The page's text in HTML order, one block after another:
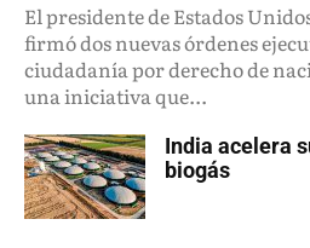
El presidente de Estados
firmó dos nuevas órdenes
ciudadanía por derecho de
una iniciativa que...
India acelera
biogás